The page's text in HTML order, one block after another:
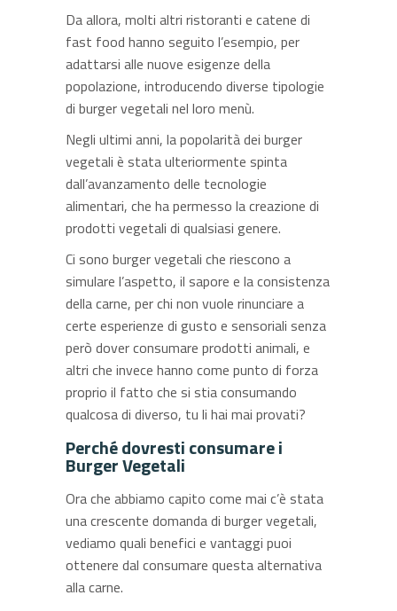
Da allora, molti altri ristoranti e catene di
fast food hanno seguito l’esempio, per
adattarsi alle nuove esigenze della
popolazione, introducendo diverse tipologie
di burger vegetali nel loro menù.
Negli ultimi anni, la popolarità dei burger
vegetali è stata ulteriormente spinta
dall’avanzamento delle tecnologie
alimentari, che ha permesso la creazione di
prodotti vegetali di qualsiasi genere.
Ci sono burger vegetali che riescono a
simulare l’aspetto, il sapore e la consistenza
della carne, per chi non vuole rinunciare a
certe esperienze di gusto e sensoriali senza
però dover consumare prodotti animali, e
altri che invece hanno come punto di forza
proprio il fatto che si stia consumando
qualcosa di diverso, tu li hai mai provati?
Perché dovresti consumare i
Burger Vegetali
Ora che abbiamo capito come mai c’è stata
una crescente domanda di burger vegetali,
vediamo quali benefici e vantaggi puoi
ottenere dal consumare questa alternativa
alla carne.